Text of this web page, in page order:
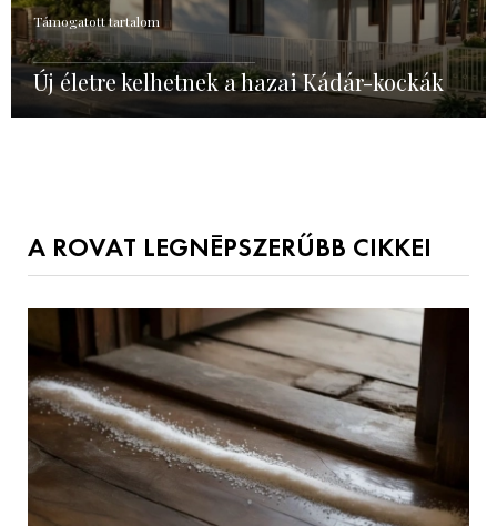
Támogatott tartalom
Új életre kelhetnek a hazai Kádár-kockák
A ROVAT LEGNÉPSZERŰBB CIKKEI